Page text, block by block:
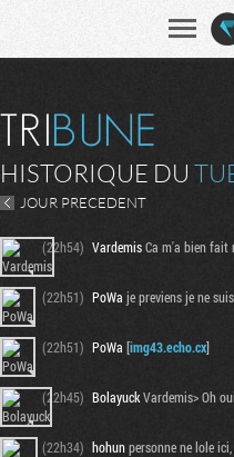
HISTORIQUE DU
JOUR PRECEDENT
(22h54) VardemisCa m'a bien fait
(22h51) PoWa je previens je ne
(22h51) PoWa [img43.echo.cx]
(22h45) BolayuckVardemis> Oh
(22h34) hohunpersonne ne lole